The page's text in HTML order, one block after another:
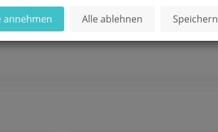
annehmen Alle ablehnen Speichern